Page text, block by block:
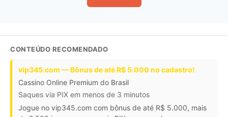
CONTEÚDO RECOMENDADO
vip345.com — Bônus de até R$ 5.000 no cadastro!
Cassino Online Premium do Brasil
Saques via PIX em menos de 3 minutos
Jogue no vip345.com com bônus de até R$ 5.000, mais